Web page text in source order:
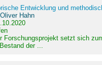
Entwicklung und
Hahn
Forschungsprojekt setzt sich
der ...